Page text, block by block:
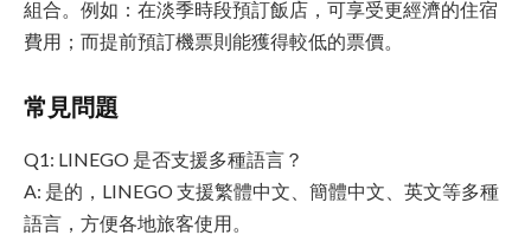
組合。例如：在淡季時段預訂飯店，可享受更經濟的住宿
費用；而提前預訂機票則能獲得較低的票價。
常見問題
Q1: LINEGO 是否支援多種語言？
A: 是的，LINEGO 支援繁體中文、簡體中文、英文等多種
語言，方便各地旅客使用。